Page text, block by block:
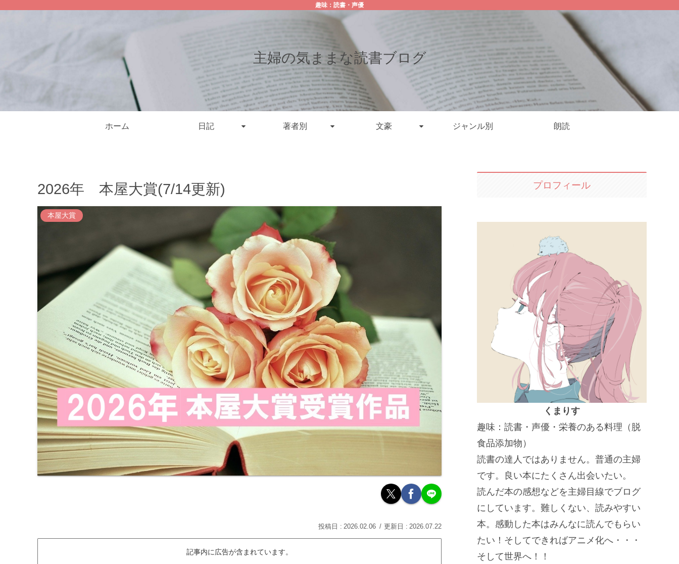
趣味：読書・声優
主婦の気ままな読書ブログ
ホーム 日記 著者別 文豪 ジャンル別 朗読
2026年 本屋大賞(7/14更新)
本屋大賞
2026.02.06 2026.07.22
記事内に広告が含まれています。
プロフィール
くまりす
趣味：読書・声優・栄養のある料理（脱
食品添加物）
読書の達人ではありません。普通の主婦
です。良い本にたくさん出会いたい。
読んだ本の感想などを主婦目線でブログ
にしています。難しくない、読みやすい
本。感動した本はみんなに読んでもらい
たい！そしてできればアニメ化へ・・・
そして世界へ！！